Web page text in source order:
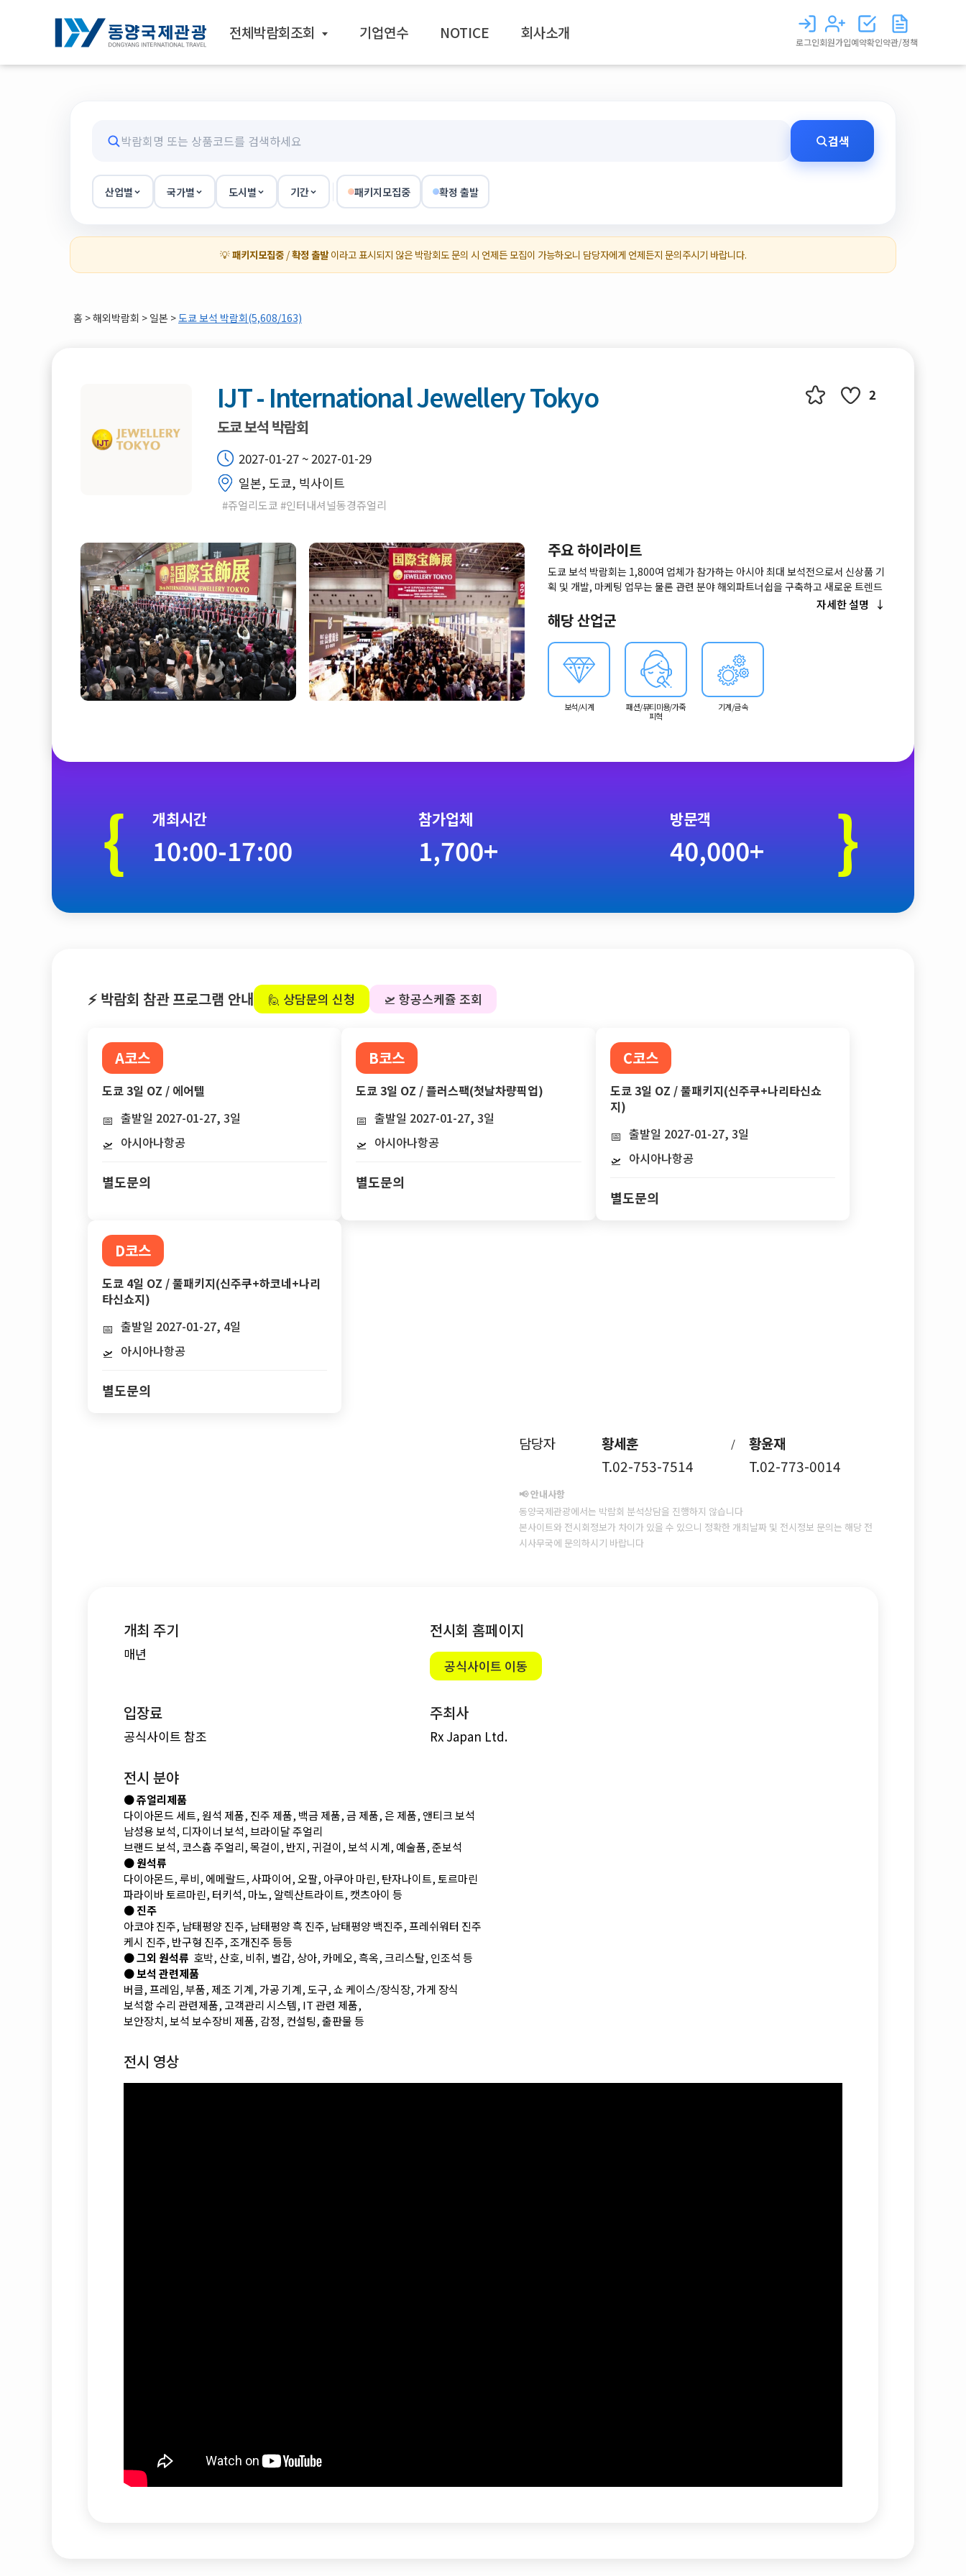
전체박람회조회 기업연수 NOTICE 회사소개
로그인회원가입예약확인약관/정책
검색
산업별 국가별 도시별 기간 패키지모집중 확정 출발
💡패키지모집중/확정 출발이라고 표시되지 않은 박람회도 문의 시 언제든 모집이 가능하오니 담당자에게 언제든지 문의주시기 바랍니다.
홈 >해외박람회 > 일본 >도쿄 보석 박람회(5,608/163)
IJT - International Jewellery Tokyo
도쿄 보석 박람회
2027-01-27 ~ 2027-01-29
일본, 도쿄, 빅사이트
#쥬얼리도쿄 #인터내셔널동경쥬얼리
2
주요 하이라이트
도쿄 보석 박람회는 1,800여 업체가 참가하는 아시아 최대 보석전으로서 신상품 기
획 및 개발, 마케팅 업무는 물론 관련 분야 해외파트너쉽을 구축하고 새로운 트렌드
자세한 설명
해당 산업군
보석/시계
패션/뷰티미용/가죽
피혁
기계/금속
{ 개최시간 참가업체 방문객
10:00-17:00 1,700+ 40,000+ }
⚡ 박람회 참관 프로그램 안내 🙋 상담문의 신청 🛫 항공스케쥴 조회
A코스
도쿄 3일 OZ / 에어텔
📅 출발일 2027-01-27, 3일
🛫 아시아나항공
별도문의
B코스
도쿄 3일 OZ / 플러스팩(첫날차량픽업)
📅 출발일 2027-01-27, 3일
🛫 아시아나항공
별도문의
C코스
도쿄 3일 OZ / 풀패키지(신주쿠+나리타신쇼
지)
📅 출발일 2027-01-27, 3일
🛫 아시아나항공
별도문의
D코스
도쿄 4일 OZ / 풀패키지(신주쿠+하코네+나리
타신쇼지)
📅 출발일 2027-01-27, 4일
🛫 아시아나항공
별도문의
담당자 황세훈 /
황윤재
T.02-753-7514
T.02-773-0014
📢 안내사항
동양국제관광에서는 박람회 분석상담을 진행하지 않습니다
본사이트와 전시회정보가 차이가 있을 수 있으니 정확한 개최날짜 및 전시정보 문의는 해당 전
시사무국에 문의하시기 바랍니다
개최 주기
매년
전시회 홈페이지
공식사이트 이동
입장료
공식사이트 참조
주최사
Rx Japan Ltd.
전시 분야
●쥬얼리제품
다이아몬드 세트, 원석 제품, 진주 제품, 백금 제품, 금 제품,은 제품, 앤티크 보석
남성용 보석, 디자이너 보석, 브라이달 주얼리
브랜드 보석, 코스츔 주얼리, 목걸이, 반지, 귀걸이, 보석 시계, 예술품,준보석
●원석류
다이아몬드, 루비, 에메랄드, 사파이어, 오팔, 아쿠아 마린, 탄자나이트,토르마린
파라이바 토르마린, 터키석, 마노, 알렉산트라이트, 캣츠아이 등
●진주
아코야 진주, 남태평양 진주, 남태평양 흑 진주, 남태평양 백진주,프레쉬워터 진주
케시 진주, 반구형 진주, 조개진주 등등
●그외 원석류 호박, 산호, 비취, 별갑, 상아, 카메오, 흑옥, 크리스탈, 인조석 등
●보석 관련제품
버클, 프레임, 부품, 제조 기계, 가공 기계,도구, 쇼 케이스/장식장, 가게 장식
보석함수리 관련제품, 고객관리 시스템, IT 관련 제품,
보안장치,보석 보수장비 제품, 감정, 컨설팅, 출판물 등
전시 영상